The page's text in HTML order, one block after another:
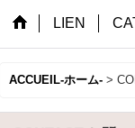
LIEN
ACCUEIL-ホーム- >